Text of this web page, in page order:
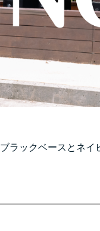
ブラックベースとネイ